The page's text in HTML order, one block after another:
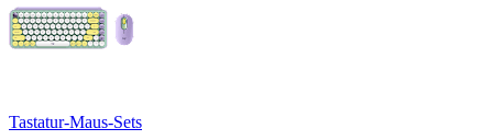
Tastatur-Maus-Sets